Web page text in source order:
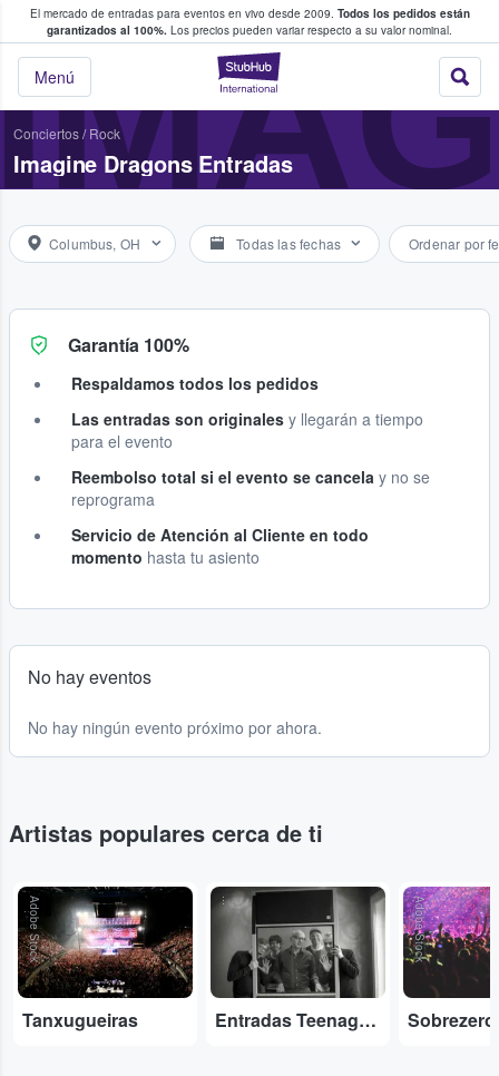
El mercado de entradas para eventos en vivo desde 2009. Todos los pedidos están
garantizados al 100%. Los precios pueden variar respecto a su valor nominal.
StubHub:
Menú
y venta de entradas entre fans
Conciertos/ Rock
Imagine Dragons Entradas
Columbus, OH Todas las fechas Ordenar por
Garantía 100%
Respaldamos todos los pedidos
Las entradas son originales y llegarán a tiempo
para el evento
Reembolso total si el evento se cancela y no se
reprograma
Servicio de Atención al Cliente en todo
momento hasta tu asiento
No hay eventos
No hay ningún evento próximo por ahora.
Artistas populares cerca de ti
Adobe Stock
Tanxugueiras
...
Entradas Teenage Fanclub
Adobe Stock
Sobrezero